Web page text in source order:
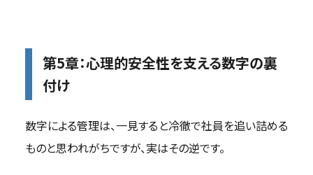
第5章：心理的安全性を支える数字の裏
付け
数字による管理は、一見すると冷徹で社員を追い詰める
ものと思われがちですが、実はその逆です。